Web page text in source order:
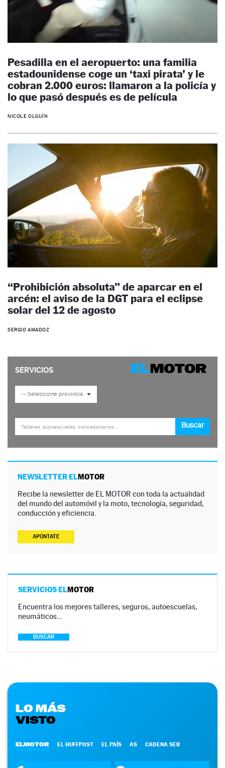
Pesadilla en el aeropuerto: una familia
estadounidense coge un ‘taxi pirata’ y le
cobran 2.000 euros: llamaron a la policía y
lo que pasó después es de película
NICOLE OLGUÍN
“Prohibición absoluta” de aparcar en el
arcén: el aviso de la DGT para el eclipse
solar del 12 de agosto
SERGIO AMADOZ
NEWSLETTER ELMOTOR
Recibe la newsletter de EL MOTOR con toda la actualidad
del mundo del automóvil y la moto, tecnología, seguridad,
conducción y eficiencia.
APÚNTATE
SERVICIOS ELMOTOR
Encuentra los mejores talleres, seguros, autoescuelas,
neumáticos…
BUSCAR
LO MÁS
VISTO
ELMOTOR EL HUFFPOST EL PAÍS AS CADENA SER